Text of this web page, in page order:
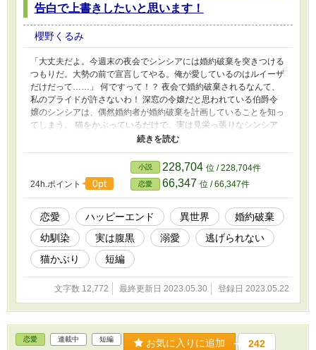
告白で上書きしたいと思います！
櫻野くるみ
「大丈夫だよ。今週末の夜会でシンシアには婚約破棄を突きつける
つもりだ。大勢の前で宣言してやる。俺が愛しているのはルイーザ
だけだって……」 何ですって！？ 夜会で婚約破棄されるなんて、
私のプライドが許さないわ！ 深窓の令嬢だと思われている伯爵令
嬢のシンシアは、偶然婚約者が婚約破棄を計画していることを知っ
てしまう。 猫をかぶっているだけで、実は見栄っ張りなシンシア
には、人前でみっともなくフラれるなんて許せなかった。 そこ
で、幼馴染みのレナードに婚約破棄を宣言されたタイミングで告白
して欲しいと頼み込む。 「幼馴染みとの真実の愛」だとアピール
し、印象を上書きさせようという計画だった。 すぐに破局したこ
とにすればいいと考えていたシンシアだったが、年下で弟のように
思っていたレナードは、シンシアより上手で？ その場しのぎの告
白のはずが、いつの間にか腹黒の幼馴染みに囲い込まれて逃げられ
なくなっていたお話。 短編です。 完結しました。 小説家になろう
様にも投稿しています。
24h.ポイント 0pt
小説 228,704 位 / 228,704件
恋愛 66,347 位 / 66,347件
恋愛 ハッピーエンド 異世界
婚約破棄
幼馴染
実は腹黒 溺愛
逃げられない
猫かぶり
短編
文字数 12,772 最終更新日 2023.05.30 登録日 2023.05.22
恋愛 連載中 短編 お気に入りに追加 242